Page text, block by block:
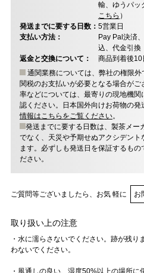
輸、ゆうパッ
こちら ）
発送までに要する日数： 5営業日
支払い方法：
Pay Pal決済
込、代金引換
返金と交換について：
商品到着後10
通関業務については、弊社の権限外
関税のお支払いが必要となる場合が
率などについては、最寄りの現地機
認ください。日本国外向けお荷物の発
情報はこちらをご覧ください。
発送までに要する日数は、製茶メー
でなく、天災や予期せぬアクシデント
ます。必ずしも発送日を保証するもの
ださい。
ご質問等ございましたら、お気 軽に お
取り扱い上の注意
・水に濡らさないでください。跡が残
わないでください。
・風通しの良い、湿度50%以上の場所に